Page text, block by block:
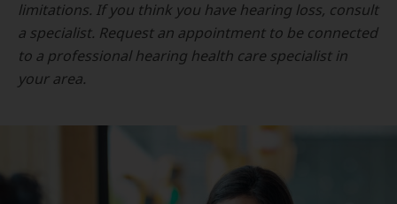
limitations. If you think you have hearing loss, consult
a specialist. Request an appointment to be connected
to a professional hearing health care specialist in
your area.